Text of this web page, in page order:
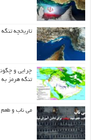
تاریخچه تنگه
چرایی و
تنگه هرمز به
می ناب و